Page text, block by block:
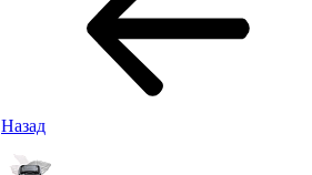
Назад